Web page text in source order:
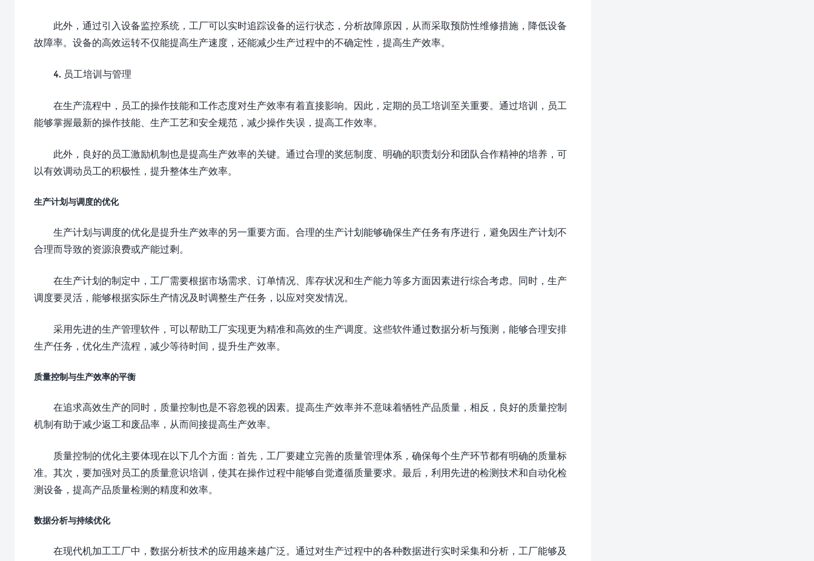
此外，通过引入设备监控系统，工厂可以实时追踪设备的运行状态，分析故障原因，从而采取预防性维修措施，降低设备
故障率。设备的高效运转不仅能提高生产速度，还能减少生产过程中的不确定性，提高生产效率。
4. 员工培训与管理
在生产流程中，员工的操作技能和工作态度对生产效率有着直接影响。因此，定期的员工培训至关重要。通过培训，员工
能够掌握最新的操作技能、生产工艺和安全规范，减少操作失误，提高工作效率。
此外，良好的员工激励机制也是提高生产效率的关键。通过合理的奖惩制度、明确的职责划分和团队合作精神的培养，可
以有效调动员工的积极性，提升整体生产效率。
生产计划与调度的优化
生产计划与调度的优化是提升生产效率的另一重要方面。合理的生产计划能够确保生产任务有序进行，避免因生产计划不
合理而导致的资源浪费或产能过剩。
在生产计划的制定中，工厂需要根据市场需求、订单情况、库存状况和生产能力等多方面因素进行综合考虑。同时，生产
调度要灵活，能够根据实际生产情况及时调整生产任务，以应对突发情况。
采用先进的生产管理软件，可以帮助工厂实现更为精准和高效的生产调度。这些软件通过数据分析与预测，能够合理安排
生产任务，优化生产流程，减少等待时间，提升生产效率。
质量控制与生产效率的平衡
在追求高效生产的同时，质量控制也是不容忽视的因素。提高生产效率并不意味着牺牲产品质量，相反，良好的质量控制
机制有助于减少返工和废品率，从而间接提高生产效率。
质量控制的优化主要体现在以下几个方面：首先，工厂要建立完善的质量管理体系，确保每个生产环节都有明确的质量标
准。其次，要加强对员工的质量意识培训，使其在操作过程中能够自觉遵循质量要求。最后，利用先进的检测技术和自动化检
测设备，提高产品质量检测的精度和效率。
数据分析与持续优化
在现代机加工工厂中，数据分析技术的应用越来越广泛。通过对生产过程中的各种数据进行实时采集和分析，工厂能够及